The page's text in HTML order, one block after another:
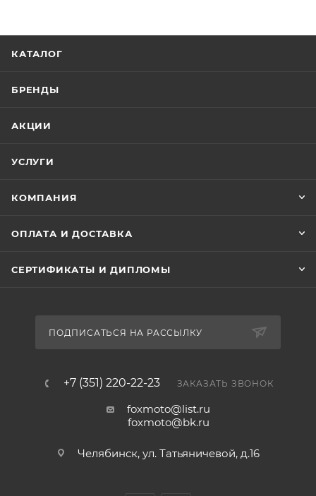
КАТАЛОГ
БРЕНДЫ
АКЦИИ
УСЛУГИ
КОМПАНИЯ
ОПЛАТА И ДОСТАВКА
СЕРТИФИКАТЫ И ДИПЛОМЫ
ПОДПИСАТЬСЯ НА РАССЫЛКУ
+7 (351) 220-22-23 ЗАКАЗАТЬ ЗВОНОК
foxmoto@list.ru
foxmoto@bk.ru
Челябинск, ул. Татьяничевой, д.16